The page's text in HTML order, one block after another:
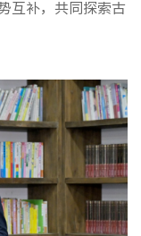
互补，共同探索古